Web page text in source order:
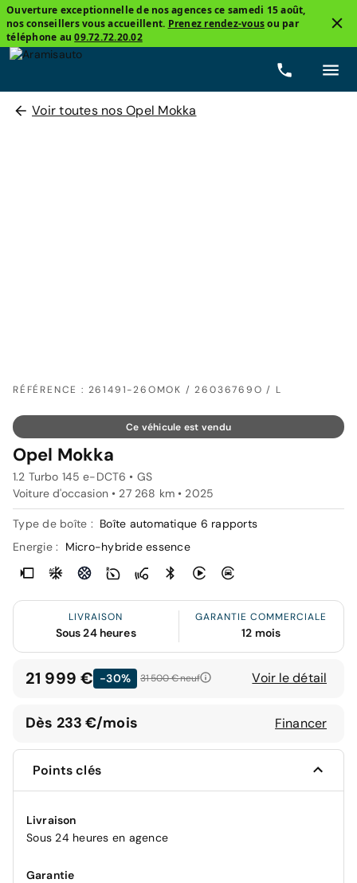
Ouverture exceptionnelle de nos agences ce samedi 15 août,
nos conseillers vous accueillent. Prenez rendez-vousou par
téléphone au09.72.72.20.02
Voir toutes nos Opel Mokka
RÉFÉRENCE : 261491-26OMOK / 26036769O / L
Ce véhicule est vendu
Opel Mokka
1.2 Turbo 145 e-DCT6 • GS
Voiture d'occasion • 27 268 km • 2025
Type de boîte : Boîte automatique 6 rapports
Energie :
Micro-hybride essence
LIVRAISON
Sous 24 heures
GARANTIE COMMERCIALE
12 mois
21 999 € -30% 31 500 €neuf Voir le détail
Dès 233 €/mois Financer
Points clés
Livraison
Sous 24 heures en agence
Garantie